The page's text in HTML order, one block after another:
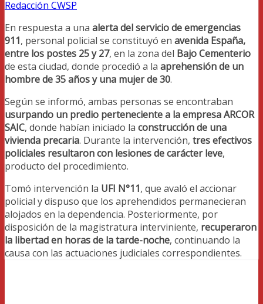
Redacción CWSP
En respuesta a una alerta del servicio de emergencias
911, personal policial se constituyó en avenida España,
entre los postes 25 y 27, en la zona del Bajo Cementerio
de esta ciudad, donde procedió a la aprehensión de un
hombre de 35 años y una mujer de 30.
Según se informó, ambas personas se encontraban
usurpando un predio perteneciente a la empresa ARCOR
SAIC, donde habían iniciado la construcción de una
vivienda precaria. Durante la intervención, tres efectivos
policiales resultaron con lesiones de carácter leve,
producto del procedimiento.
Tomó intervención la UFI N°11, que avaló el accionar
policial y dispuso que los aprehendidos permanecieran
alojados en la dependencia. Posteriormente, por
disposición de la magistratura interviniente, recuperaron
la libertad en horas de la tarde-noche, continuando la
causa con las actuaciones judiciales correspondientes.